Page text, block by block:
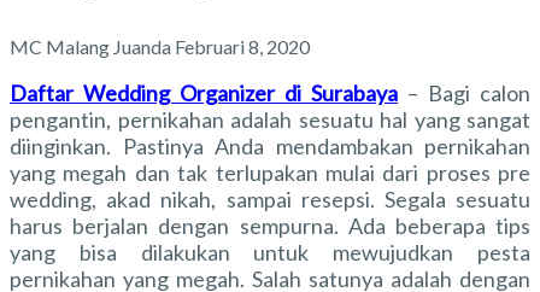
MC Malang Juanda Februari 8, 2020
Daftar Wedding Organizer di Surabaya – Bagi calon
pengantin, pernikahan adalah sesuatu hal yang sangat
diinginkan. Pastinya Anda mendambakan pernikahan
yang megah dan tak terlupakan mulai dari proses pre
wedding, akad nikah, sampai resepsi. Segala sesuatu
harus berjalan dengan sempurna. Ada beberapa tips
yang bisa dilakukan untuk mewujudkan pesta
pernikahan yang megah. Salah satunya adalah dengan